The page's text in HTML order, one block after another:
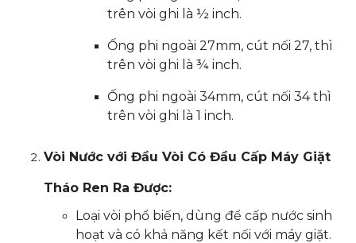
trên vòi ghi là ½ inch.
Ống phi ngoài 27mm, cút nối 27, thì
trên vòi ghi là ¾ inch.
Ống phi ngoài 34mm, cút nối 34 thì
trên vòi ghi là 1 inch.
Vòi Nước với Đầu Vòi Có Đầu Cấp Máy Giặt
Tháo Ren Ra Được:
Loại vòi phổ biến, dùng để cấp nước sinh
hoạt và có khả năng kết nối với máy giặt.